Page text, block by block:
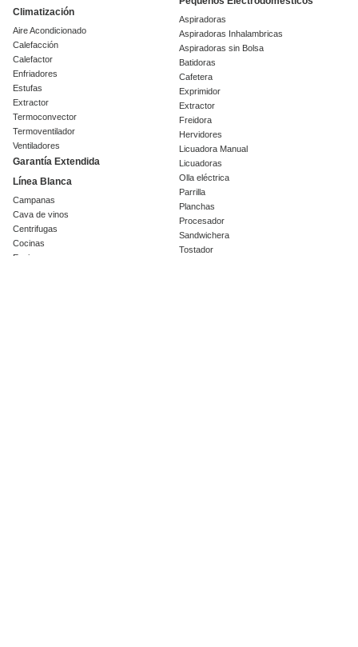
Climatización
Aire Acondicionado
Calefacción
Calefactor
Enfriadores
Estufas
Extractor
Termoconvector
Termoventilador
Ventiladores
Garantía Extendida
Línea Blanca
Campanas
Cava de vinos
Centrifugas
Cocinas
Encimeras
Aspiradoras
Aspiradoras Inhalambricas
Aspiradoras sin Bolsa
Batidoras
Cafetera
Exprimidor
Extractor
Freidora
Hervidores
Licuadora Manual
Licuadoras
Olla eléctrica
Parrilla
Planchas
Procesador
Sandwichera
Tostador